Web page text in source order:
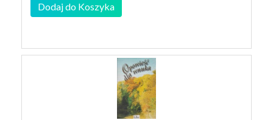
Dodaj do Koszyka